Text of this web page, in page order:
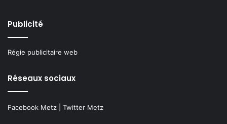
Publicité
Régie publicitaire web
Réseaux sociaux
Facebook Metz Twitter Metz